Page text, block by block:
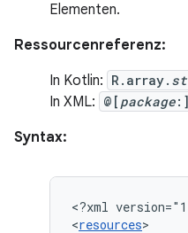
Elementen.
Ressourcenreferenz:
In Kotlin: R.array.
In XML: @[ package
Syntax:
<?xml
<resources